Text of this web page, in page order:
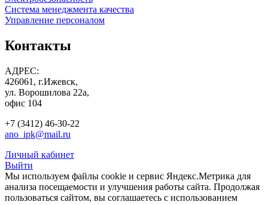
Система менеджмента качества
Управление персоналом
Контакты
АДРЕС:
426061, г.Ижевск,
ул. Ворошилова 22а,
офис 104
+7 (3412) 46-30-22
ano_ipk@mail.ru
Личный кабинет
Выйти
Мы используем файлы cookie и сервис Яндекс.Метрика для
анализа посещаемости и улучшения работы сайта. Продолжая
пользоваться сайтом, вы соглашаетесь с использованием